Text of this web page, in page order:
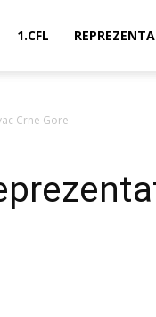
1.CFL
Crne Gore